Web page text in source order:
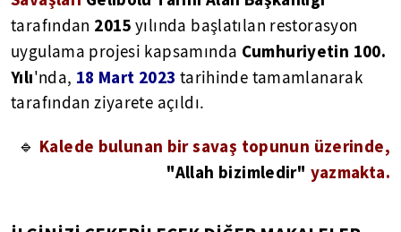
tarafından 2015yılında başlatılan restorasyon
uygulama projesi kapsamında Cumhuriyetin 100.
Yılı'nda, 18 Mart 2023 tarihinde tamamlanarak
tarafından ziyarete açıldı.
🔹 Kalede bulunan bir savaş topunun üzerinde,
"Allah bizimledir" yazmakta.